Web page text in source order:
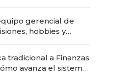
gerencial de
hobbies y
tradicional a Finanzas
avanza el sistema